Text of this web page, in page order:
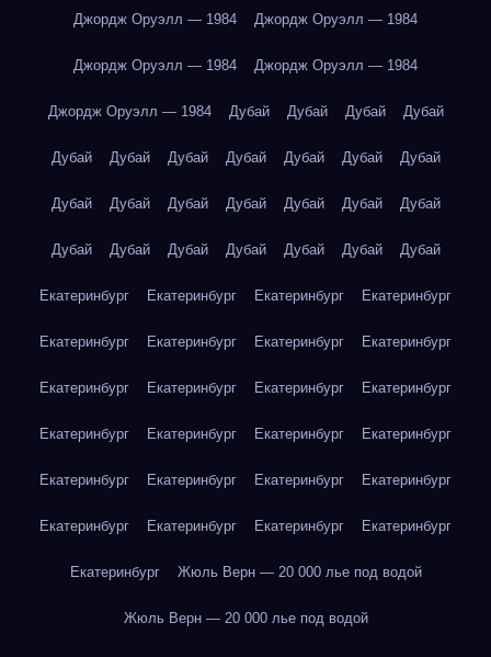
Джордж Оруэлл — 1984 Джордж Оруэлл — 1984
Джордж Оруэлл — 1984 Джордж Оруэлл — 1984
Джордж Оруэлл — 1984 Дубай Дубай Дубай Дубай
Дубай Дубай Дубай Дубай Дубай Дубай Дубай
Дубай Дубай Дубай Дубай Дубай Дубай Дубай
Дубай Дубай Дубай Дубай Дубай Дубай Дубай
Екатеринбург Екатеринбург Екатеринбург Екатеринбург
Екатеринбург Екатеринбург Екатеринбург Екатеринбург
Екатеринбург Екатеринбург Екатеринбург Екатеринбург
Екатеринбург Екатеринбург Екатеринбург Екатеринбург
Екатеринбург Екатеринбург Екатеринбург Екатеринбург
Екатеринбург Екатеринбург Екатеринбург Екатеринбург
Екатеринбург Жюль Верн — 20 000 лье под водой
Жюль Верн — 20 000 лье под водой